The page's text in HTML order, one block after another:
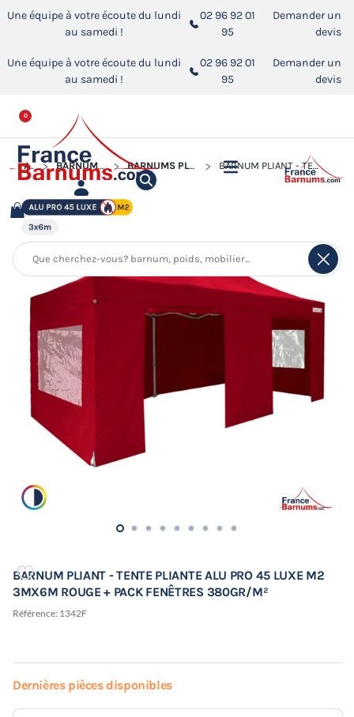
Une équipe à votre écoute du lundi
au samedi !
02 96 92 01
95
Demander un
devis
Une équipe à votre écoute du lundi
au samedi !
02 96 92 01
95
Demander un
devis
0
ACCUEIL BARNUMS PLIANTS ALUMINIUM PRO 45 LUXE M2 BARNUMS PLIANTS ALUMINIUM PRO 45 LUXE M2 AVEC FENÊTRES BARNUM PLIANT - TENTE PLIANTE ALU PRO 45 LUXE M2 3MX6M ROUGE + PACK FENÊTRES 380GR/M²
BARNUM PLIANT - TENTE PLIANTE ALU PRO 45 LUXE M2
3MX6M ROUGE + PACK FENÊTRES 380GR/M²
Référence: 1342F
Dernières pièces disponibles